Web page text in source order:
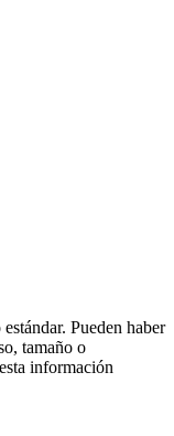
Pueden haber
tamaño o
información